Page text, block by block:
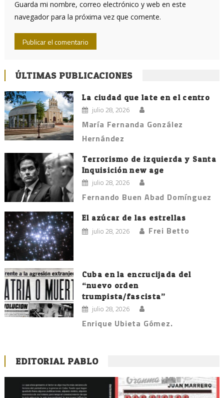
Guarda mi nombre, correo electrónico y web en este
navegador para la próxima vez que comente.
ÚLTIMAS PUBLICACIONES
La ciudad que late en el centro
julio 28, 2026
María Fernanda González
Hernández
Terrorismo de izquierda y Santa
Inquisición new age
julio 28, 2026
Fernando Buen Abad Domínguez
El azúcar de las estrellas
julio 28, 2026 Frei Betto
Cuba en la encrucijada del
“nuevo orden
trumpista/fascista”
julio 28, 2026
Enrique Ubieta Gómez.
EDITORIAL PABLO